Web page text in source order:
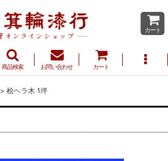
カート
商品検索 お問い合わせ カート
> 桧ヘラ木 1坪